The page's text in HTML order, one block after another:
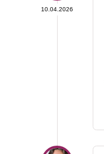
10.04.2026